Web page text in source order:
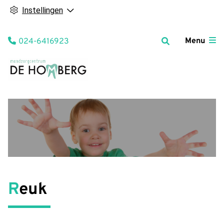
Instellingen
Menu
Tel:
024-6416923
Reuk